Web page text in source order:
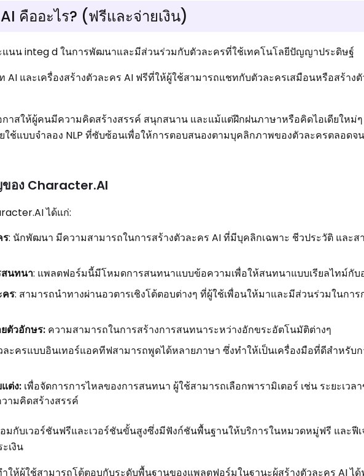
คืออะไร? (ฟรีและจ่ายเงิน)
แนน integ d ในการพัฒนาและมีส่วนร่วมกับตัวละครที่ใช้เทคโนโลยีปัญญาประดิษฐ์
AI และเครื่องสร้างตัวละคร AI ฟรีที่ให้ผู้ใช้สามารถแชทกับตัวละครเสมือนหรือสร้าง
าสให้ผู้คนมีความคิดสร้างสรรค์ สนุกสนาน และแม้แต่ฝึกฝนภาษาหรือคิดไอเดียใหม่
ใช้แบบจำลอง NLP ที่ซับซ้อนเพื่อให้การตอบสนองตามบุคลิกภาพของตัวละครตลอด
อง Character.AI
ได้แก่:
ร: นักพัฒนา มีความสามารถในการสร้างตัวละคร AI ที่มีบุคลิกเฉพาะ ชีวประวัติ และส
สนทนา: แพลตฟอร์มนี้มีโหมดการสนทนาแบบข้อความเพื่อให้สนทนาแบบเรียลไทม์กับ
คร: สามารถนำทางผ่านอวตารเชิงโต้ตอบต่างๆ ที่ผู้ใช้เพื่อนให้มาและมีส่วนร่วมในการ
ตัวอักษร: ความสามารถในการสร้างการสนทนาระหว่างอักขระอัตโนมัติต่างๆ
ละครแบบอินเทอร์แอคทีฟสามารถพูดได้หลายภาษา ซึ่งทำให้เป็นเครื่องมือที่ดีสำหรับก
ต่ง: เพื่อจัดการการไหลของการสนทนา ผู้ใช้สามารถเลือกพารามิเตอร์ เช่น ระยะเวล
ามคิดสร้างสรรค์
มกับเวอร์ชันฟรีและเวอร์ชันขั้นสูงซึ่งมีฟังก์ชันพื้นฐานให้บริการในหมวดหมู่ฟรี และฟี
เงิน
ให้ผู้ใช้สามารถโต้ตอบกับระดับพื้นฐานของแพลตฟอร์มในฐานะผู้สร้างตัวละคร AI ไ